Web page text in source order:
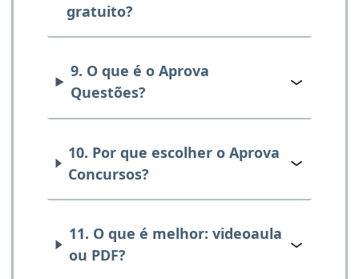
gratuito?
9. O que é o Aprova
Questões?
10. Por que escolher o Aprova
Concursos?
11. O que é melhor: videoaula
ou PDF?